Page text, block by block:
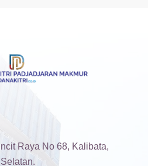
Raya No 68, Kalibata,